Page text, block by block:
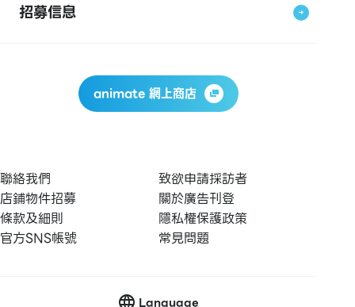
招募信息
animate 網上商店
聯絡我們
致欲申請採訪者
店鋪物件招募
關於廣告刊登
條款及細則
隱私權保護政策
官方SNS帳號
常見問題
Language